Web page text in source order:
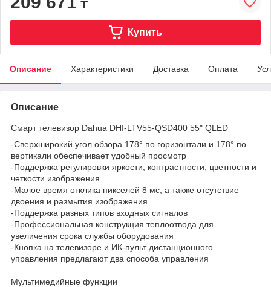
₸
Купить
Описание Характеристики Доставка Оплата
Описание
Смарт телевизор Dahua DHI-LTV55-QSD400 55" QLED
-Сверхширокий угол обзора 178° по горизонтали и 178° по
вертикали обеспечивает удобный просмотр
-Поддержка регулировки яркости, контрастности, цветности и
четкости изображения
-Малое время отклика пикселей 8 мс, а также отсутствие
двоения и размытия изображения
-Поддержка разных типов входных сигналов
-Профессиональная конструкция теплоотвода для
увеличения срока службы оборудования
-Кнопка на телевизоре и ИК-пульт дистанционного
управления предлагают два способа управления
Мультимедийные функции